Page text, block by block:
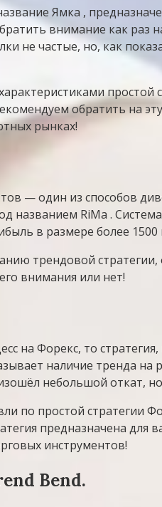
Ямка ,
внимание как раз
не частые, но, как
обратить на
рынках!
— один из способов
названием RiMa .
в размере более 1500
трендовой
внимания или нет!
на Форекс, то
наличие тренда
небольшой откат,
по простой стратегии
предназначена
инструментов!
Bend.